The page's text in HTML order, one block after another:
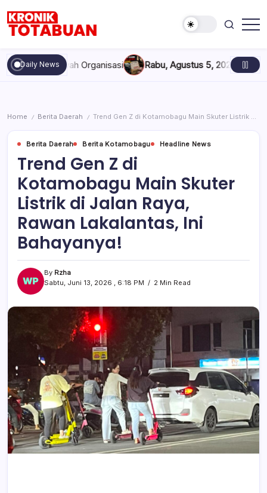
content
Totabuan
hari
ini
Kronik
Daily News
Organisasi Rabu, Agustus 5, 2026 , 11:44 AM Anak
Home / Berita Daerah / Trend Gen Z di Kotamobagu Main Skuter Listrik di Jalan Raya, Rawan Lakalantas, Ini Bahayanya!
Berita Daerah Berita Kotamobagu Headline News
Trend Gen Z di
Kotamobagu Main Skuter
Listrik di Jalan Raya,
Rawan Lakalantas, Ini
Bahayanya!
By Rzha
Sabtu, Juni 13, 2026 , 6:18 PM
2 Min Read